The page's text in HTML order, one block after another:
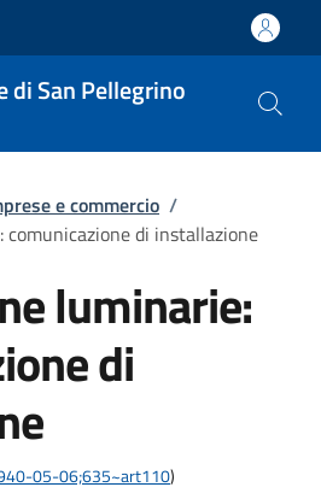
di San Pellegrino
e commercio /
di installazione
luminarie:
di
05-06;635~art110)